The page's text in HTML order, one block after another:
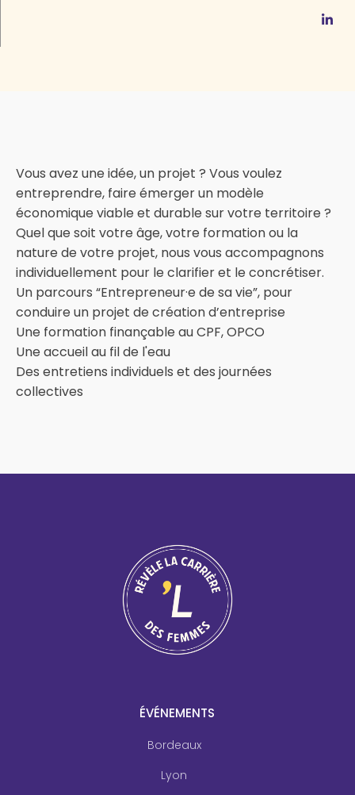
Vous avez une idée, un projet ? Vous voulez
entreprendre, faire émerger un modèle
économique viable et durable sur votre territoire ?
Quel que soit votre âge, votre formation ou la
nature de votre projet, nous vous accompagnons
individuellement pour le clarifier et le concrétiser.
Un parcours “Entrepreneur·e de sa vie”, pour
conduire un projet de création d’entreprise
Une formation finançable au CPF, OPCO
Une accueil au fil de l'eau
Des entretiens individuels et des journées
collectives
ÉVÉNEMENTS
Bordeaux
Lyon